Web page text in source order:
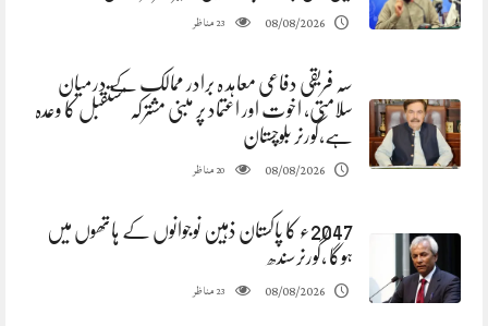
08/08/2026
23مناظر
سہ فریقی دفاعی معاہد ہ برادر ممالک کے درمیان
سلامتی، اخوت اور اعتماد پر مبنی مشترکہ مستقبل کا وعدہ
ہے،گورنر بلوچستان
08/08/2026
20مناظر
2047ء کا پاکستان ذہین نوجوانوں کے ہاتھوں میں
ہوگا ،گورنرسندھ
08/08/2026
23مناظر